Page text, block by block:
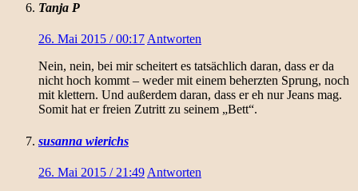
Tanja P
26. Mai 2015 / 00:17Antworten
Nein, nein, bei mir scheitert es tatsächlich daran, dass er da
nicht hoch kommt – weder mit einem beherzten Sprung, noch
mit klettern. Und außerdem daran, dass er eh nur Jeans mag.
Somit hat er freien Zutritt zu seinem „Bett“.
susanna wierichs
26. Mai 2015 / 21:49 Antworten